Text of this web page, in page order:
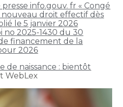
info.gouv. fr « Congé
nouveau droit effectif dès
le 5 janvier 2026
no 2025-1430 du 30
financement de la
2026
de naissance : bientôt
WebLex